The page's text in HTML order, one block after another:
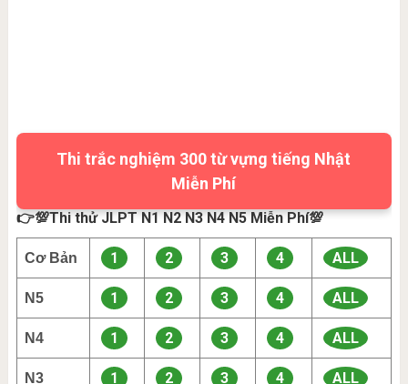
Thi trắc nghiệm 300 từ vựng tiếng Nhật
Miễn Phí
👉💯Thi thử JLPT N1 N2 N3 N4 N5 Miễn Phí💯
Cơ Bản 1 2 3 4 ALL
N5 1 2 3 4 ALL
N4 1 2 3 4 ALL
N3 1 2 3 4 ALL